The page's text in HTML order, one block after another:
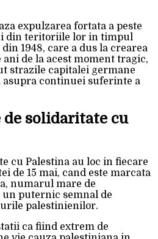
expulzarea fortata a peste
din teritoriile lor in timpul
1948, care a dus la crearea
de la acest moment tragic,
strazile capitalei germane
continuei suferinte a
de solidaritate cu
cu Palestina au loc in fiecare
de 15 mai, cand este marcata
numarul mare de
puternic semnal de
palestinienilor.
ca fiind extrem de